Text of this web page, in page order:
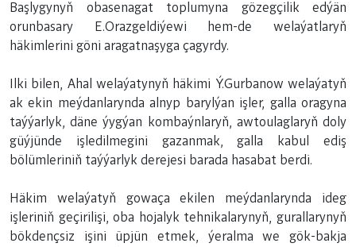
Başlygynyň obasenagat toplumyna gözegçilik edýän
orunbasary E.Orazgeldiýewi hem-de welaýatlaryň
häkimlerini göni aragatnaşyga çagyrdy.
Ilki bilen, Ahal welaýatynyň häkimi Ý.Gurbanow welaýatyň
ak ekin meýdanlarynda alnyp barylýan işler, galla oragyna
taýýarlyk, däne ýygýan kombaýnlaryň, awtoulaglaryň doly
güýjünde işledilmegini gazanmak, galla kabul ediş
bölümleriniň taýýarlyk derejesi barada hasabat berdi.
Häkim welaýatyň gowaça ekilen meýdanlarynda ideg
işleriniň geçirilişi, oba hojalyk tehnikalarynyň, gurallarynyň
bökdençsiz işini üpjün etmek, ýeralma we gök-bakja